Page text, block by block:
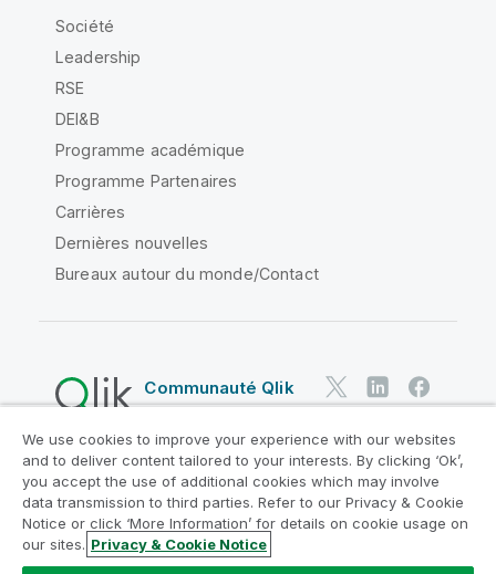
Société
Leadership
RSE
DEI&B
Programme académique
Programme Partenaires
Carrières
Dernières nouvelles
Bureaux autour du monde/Contact
Communauté Qlik
Contrats juridiques
Conditions d'utilisation des produits
Legal Policies
Conditions légales
Conditions d'utilisation
Marques
Do Not Share My Info
We use cookies to improve your experience with our websites
and to deliver content tailored to your interests. By clicking ‘Ok’,
you accept the use of additional cookies which may involve
data transmission to third parties. Refer to our Privacy & Cookie
Notice or click ‘More Information’ for details on cookie usage on
our sites. Privacy & Cookie Notice